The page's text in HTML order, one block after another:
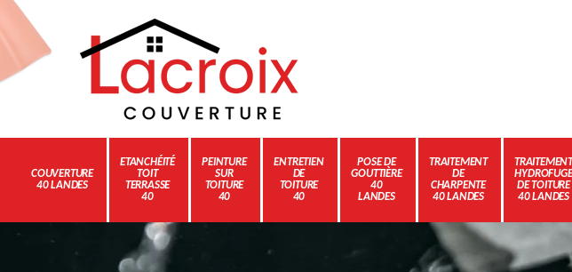
COUVERTURE
40 LANDES
ETANCHÉITÉ
TOIT
TERRASSE
40
PEINTURE
SUR
TOITURE
40
ENTRETIEN
DE
TOITURE
40
POSE DE
GOUTTIÈRE
40
LANDES
TRAITEMENT
DE
CHARPENTE
40 LANDES
TRAITEMENT
HYDROFUGE
DE TOITURE
40 LANDES